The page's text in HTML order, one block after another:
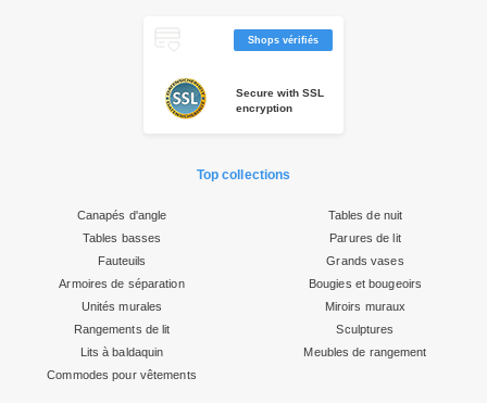
Shops vérifiés
Secure with SSL
encryption
Top collections
Canapés d'angle
Tables basses
Fauteuils
Armoires de séparation
Unités murales
Rangements de lit
Lits à baldaquin
Commodes pour vêtements
Tables de nuit
Parures de lit
Grands vases
Bougies et bougeoirs
Miroirs muraux
Sculptures
Meubles de rangement